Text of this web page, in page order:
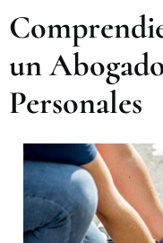
un
Personales